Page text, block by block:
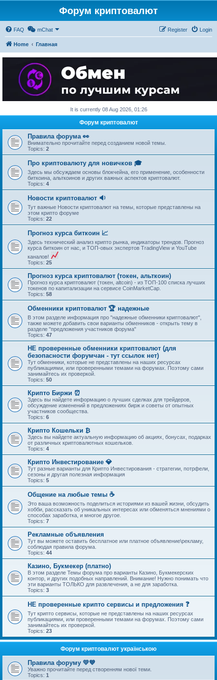
Форум криптовалют
FAQ mChat Login
Register
Home Главная
It is currently 08 Aug 2026, 01:26
Форум криптовалют
Правила форума 👀
Внимательно прочитайте перед созданием новой темы.
Topics: 2
Про криптовалюту для новичков 🎓
Здесь мы обсуждаем основы блокчейна, его применение, особенности
биткоина, альткоинов и других важных аспектов криптовалют.
Topics: 4
Новости криптовалют 🔉
Тут важные Новости криптовалют на темы, которые представлены на
этом крипто форуме
Topics: 22
Прогноз курса биткоин 📈
Здесь технический анализ крипто рынка, индикаторы трендов. Прогноз
курса биткоин от нас, и ТОП-овых экспертов TradingView и YouTube
каналов!
Topics: 25
Прогноз курса криптовалют (токен, альткоин)
Прогноз курса криптовалют (токен, altcoin) - из ТОП-100 списка лучших
токенов по капитализации на сервисе CoinMarketCap.
Topics: 58
Обменники криптовалют 🏆 надежные
В этом разделе информация про "надежные обменники криптовалют",
также можете добавить свои варианты обменников - открыть тему в
разделе "предложения участников форума"
Topics: 47
НЕ проверенные обменники криптовалют (для
безопасности форумчан - тут ссылок нет)
Тут обменники, которые не представлены на наших ресурсах
публикациями, или проверенными темами на форумах. Поэтому сами
занимайтесь их проверкой.
Topics: 50
Крипто Биржи ⏰
Здесь вы найдете информацию о лучших сделках для трейдеров,
обсуждение изменений в предложениях бирж и советы от опытных
участников сообщества.
Topics: 6
Крипто Кошельки ₿
Здесь вы найдете актуальную информацию об акциях, бонусах, подарках
от различных криптовалютных кошельков.
Topics: 4
Крипто Инвестирование 💎
Тут разные варианты для Крипто Инвестирования - стратегии, потрфели,
сезоны и другая полезная информация
Topics: 5
Общение на любые темы ☕
Это ваша возможность поделиться историями из вашей жизни, обсудить
хобби, рассказать об уникальных интересах или обменяться мнениями о
способах заработка, и многое другое.
Topics: 7
Рекламные объявления
Тут вы можете оставить бесплатное или платное объявление\рекламу,
соблюдая правила форума.
Topics: 44
Казино, Букмекер (платно)
В этом разделе Темы форума про варианты Казино, Букмекерских
контор, и других подобных направлений. Внимание! Нужно понимать что
эти варианты ТОЛЬКО для развлечения, а не для заработка.
Topics: 3
НЕ проверенные крипто сервисы и предложения ❓
Тут крипто сервисы, которые не представлены на наших ресурсах
публикациями, или проверенными темами на форумах. Поэтому сами
занимайтесь их проверкой.
Topics: 23
Форум криптовалют українською
Правила форуму 💛💙
Уважно прочитайте перед створенням нової теми.
Topics: 1